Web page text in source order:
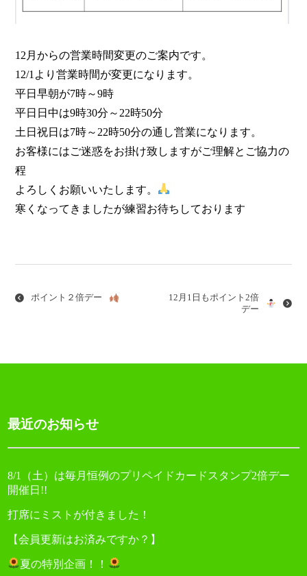
12月からの営業時間変更のご案内です。
12/1より営業時間が変更になります。
平日早朝が7時～9時
平日日中は9時30分～22時50分
土日祝日は7時～22時50分の通し営業になります。
お客様にはご迷惑をお掛け致しますがご理解とご協力の
程
よろしくお願いいたします。
寒くなってきましたが練習お待ちしております
稿
ナ
ー
ン
ポイント２倍デー
12月1日もポイント2倍
デー
最近のお知らせ
8/1（土）は毎月恒例のプリペイドカードスタンプ2倍デー
開催日!!
打席にミストが付きました！
【会員更新はお済みですか？】
夏の特別企画！！